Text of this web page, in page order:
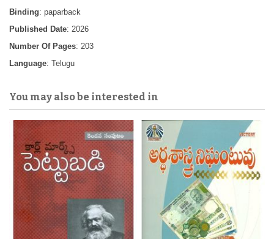
Binding: paparback
Published Date: 2026
Number Of Pages: 203
Language: Telugu
You may also be interested in